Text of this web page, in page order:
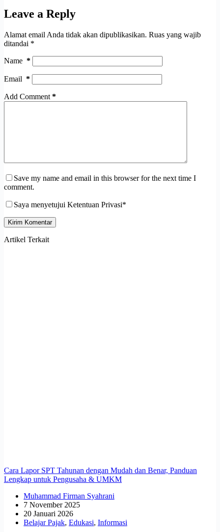
Leave a Reply
Alamat email Anda tidak akan dipublikasikan. Ruas yang wajib
ditandai *
Name *
Email *
Add Comment *
Save my name and email in this browser for the next time I
comment.
Saya menyetujui Ketentuan Privasi*
Kirim Komentar
Artikel Terkait
Cara Lapor SPT Tahunan dengan Mudah dan Benar, Panduan
Lengkap untuk Pengusaha & UMKM
Muhammad Firman Syahrani
7 November 2025
20 Januari 2026
Belajar Pajak, Edukasi, Informasi